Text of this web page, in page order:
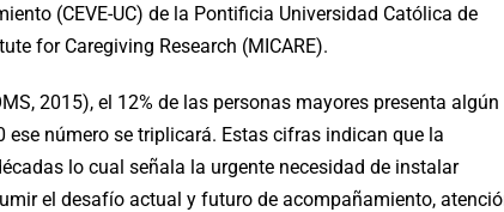
(CEVE-UC) de la Pontificia Universidad Católica de
for Caregiving Research (MICARE).
2015), el 12% de las personas mayores presenta algún
número se triplicará. Estas cifras indican que la
lo cual señala la urgente necesidad de instalar
el desafío actual y futuro de acompañamiento,